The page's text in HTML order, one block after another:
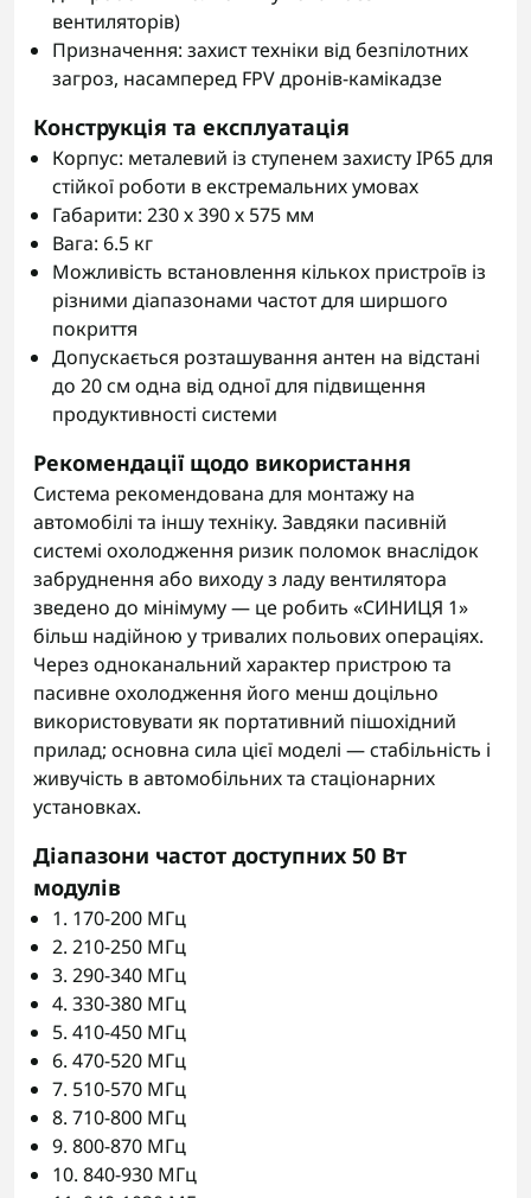
вентиляторів)
Призначення: захист техніки від безпілотних
загроз, насамперед FPV дронів-камікадзе
Конструкція та експлуатація
Корпус: металевий із ступенем захисту IP65 для
стійкої роботи в екстремальних умовах
Габарити: 230 х 390 х 575 мм
Вага: 6.5 кг
Можливість встановлення кількох пристроїв із
різними діапазонами частот для ширшого
покриття
Допускається розташування антен на відстані
до 20 см одна від одної для підвищення
продуктивності системи
Рекомендації щодо використання
Система рекомендована для монтажу на
автомобілі та іншу техніку. Завдяки пасивній
системі охолодження ризик поломок внаслідок
забруднення або виходу з ладу вентилятора
зведено до мінімуму — це робить «СИНИЦЯ 1»
більш надійною у тривалих польових операціях.
Через одноканальний характер пристрою та
пасивне охолодження його менш доцільно
використовувати як портативний пішохідний
прилад; основна сила цієї моделі — стабільність і
живучість в автомобільних та стаціонарних
установках.
Діапазони частот доступних 50 Вт
модулів
1. 170-200 МГц
2. 210-250 МГц
3. 290-340 МГц
4. 330-380 МГц
5. 410-450 МГц
6. 470-520 МГц
7. 510-570 МГц
8. 710-800 МГц
9. 800-870 МГц
10. 840-930 МГц